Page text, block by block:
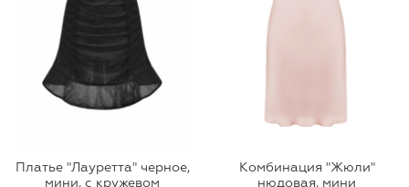
Платье "Лауретта" черное,
мини, с кружевом
Комбинация "Жюли"
нюдовая, мини